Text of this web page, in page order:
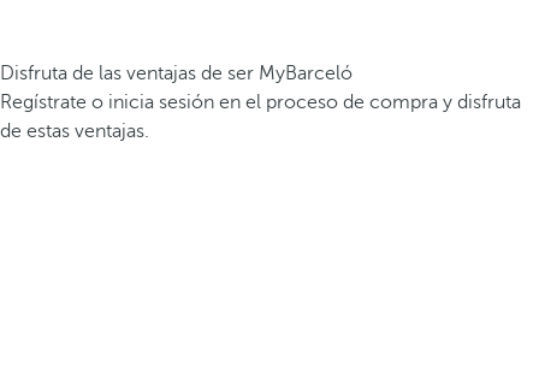
Disfruta de las ventajas de ser MyBarceló
Regístrate o inicia sesión en el proceso de compra y disfruta
de estas ventajas.